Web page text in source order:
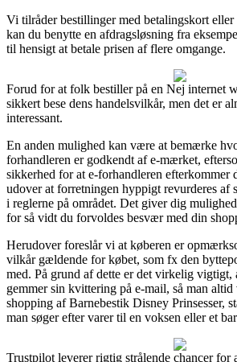
Vi tilråder bestillinger med betalingskort
kan du benytte en afdragsløsning fra
til hensigt at betale prisen af flere omgange.
Forud for at folk bestiller på en Nej internet
sikkert bese dens handelsvilkår, men det er
interessant.
En anden mulighed kan være at bemærke
forhandleren er godkendt af e-mærket,
sikkerhed for at e-forhandleren efterkommer
udover at forretningen hyppigt revurderes af
i reglerne på området. Det giver dig
for så vidt du forvoldes besvær med din
Herudover foreslår vi at køberen er
vilkår gældende for købet, som fx den
med. På grund af dette er det virkelig vigtigt,
gemmer sin kvittering på e-mail, så man
shopping af Barnebestik Disney Prinsesser,
man søger efter varer til en voksen eller et
Trustpilot leverer rigtig strålende chancer for